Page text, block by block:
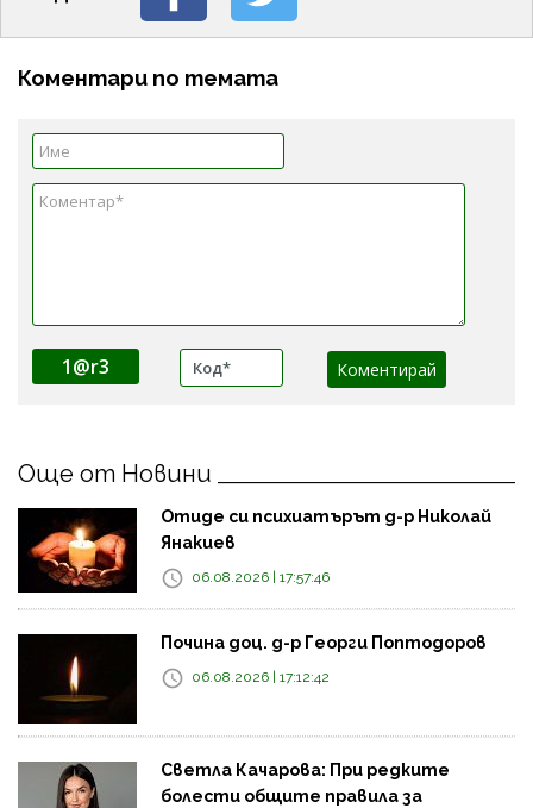
Коментари по темата
1@r3
Още от Новини
Отиде си психиатърът д-р Николай
Янакиев
06.08.2026 | 17:57:46
Почина доц. д-р Георги Поптодоров
06.08.2026 | 17:12:42
Светла Качарова: При редките
болести общите правила за